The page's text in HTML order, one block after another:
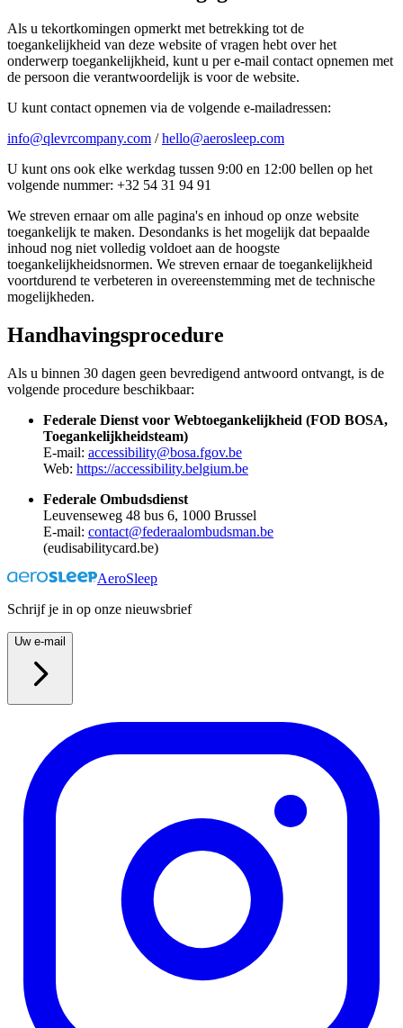
Als u tekortkomingen opmerkt met betrekking tot de
toegankelijkheid van deze website of vragen hebt over het
onderwerp toegankelijkheid, kunt u per e-mail contact opnemen met
de persoon die verantwoordelijk is voor de website.
U kunt contact opnemen via de volgende e-mailadressen:
info@qlevrcompany.com /hello@aerosleep.com
U kunt ons ook elke werkdag tussen 9:00 en 12:00 bellen op het
volgende nummer: +32 54 31 94 91
We streven ernaar om alle pagina's en inhoud op onze website
toegankelijk te maken. Desondanks is het mogelijk dat bepaalde
inhoud nog niet volledig voldoet aan de hoogste
toegankelijkheidsnormen. We streven ernaar de toegankelijkheid
voortdurend te verbeteren in overeenstemming met de technische
mogelijkheden.
Handhavingsprocedure
Als u binnen 30 dagen geen bevredigend antwoord ontvangt, is de
volgende procedure beschikbaar:
Federale Dienst voor Webtoegankelijkheid (FOD BOSA,
Toegankelijkheidsteam)
E-mail: accessibility@bosa.fgov.be
Web: https://accessibility.belgium.be
Federale Ombudsdienst
Leuvenseweg 48 bus 6, 1000 Brussel
E-mail: contact@federaalombudsman.be
(eudisabilitycard.be)
AeroSleep
Schrijf je in op onze nieuwsbrief
Uw e-mail